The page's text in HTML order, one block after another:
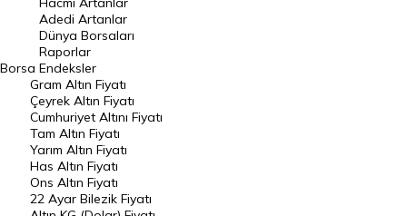
Geçmiş Kapanışlar
Dünya Borsaları
Raporlar
Endeksler
DÖVİZ
Döviz Kuru
Dolar Kuru
Borsa
Adedi Artanlar
Dünya Borsaları
Raporlar
Endeksler
Gram Altın Fiyatı
Çeyrek Altın Fiyatı
Cumhuriyet Altını Fiyatı
Tam Altın Fiyatı
Yarım Altın Fiyatı
Has Altın Fiyatı
Ons Altın Fiyatı
22 Ayar Bilezik Fiyatı